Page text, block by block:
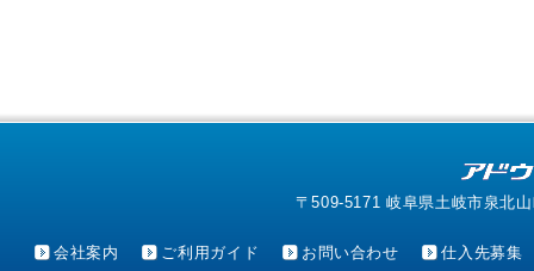
〒509-5171 岐阜県土岐市泉北
会社案内 ご利用ガイド お問い合わせ 仕入先募集